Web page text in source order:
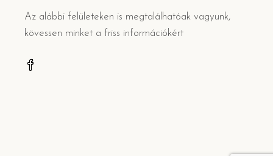
Az alábbi felületeken is megtalálhatóak vagyunk,
kövessen minket a friss információkért